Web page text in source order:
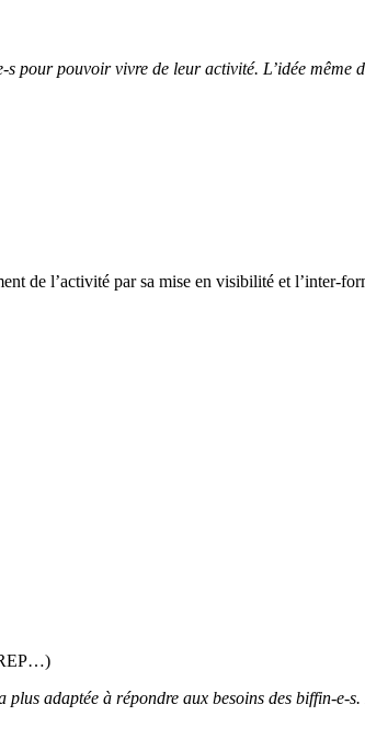
pouvoir vivre de leur activité. L’idée même
de l’activité par sa mise en visibilité et l’inter-
adaptée à répondre aux besoins des biffin-e-